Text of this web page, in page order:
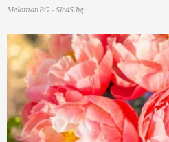
MelomanBG - Sled5.bg